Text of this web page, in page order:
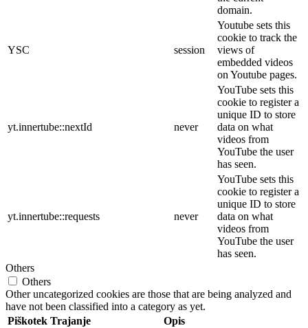
domain.
YSC session
Youtube sets this
cookie to track the
views of
embedded videos
on Youtube pages.
yt.innertube::nextId never
YouTube sets this
cookie to register a
unique ID to store
data on what
videos from
YouTube the user
has seen.
yt.innertube::requests never
YouTube sets this
cookie to register a
unique ID to store
data on what
videos from
YouTube the user
has seen.
Others
Others
Other uncategorized cookies are those that are being analyzed and
have not been classified into a category as yet.
Piškotek Trajanje
Opis